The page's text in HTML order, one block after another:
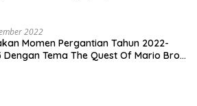
2022
Momen Pergantian Tahun 2022-
Dengan Tema The Quest Of Mario Bros